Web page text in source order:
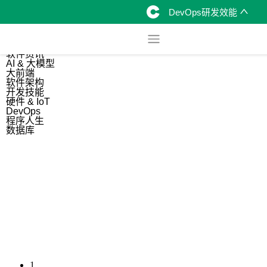
DevOps研发效能
软件资讯
AI & 大模型
大前端
软件架构
开发技能
硬件 & IoT
DevOps
程序人生
数据库
1